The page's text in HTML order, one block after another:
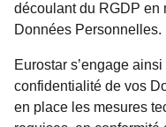
découlant du RGDP en
Données Personnelles.
Eurostar s’engage
confidentialité de vos
en place les mesures